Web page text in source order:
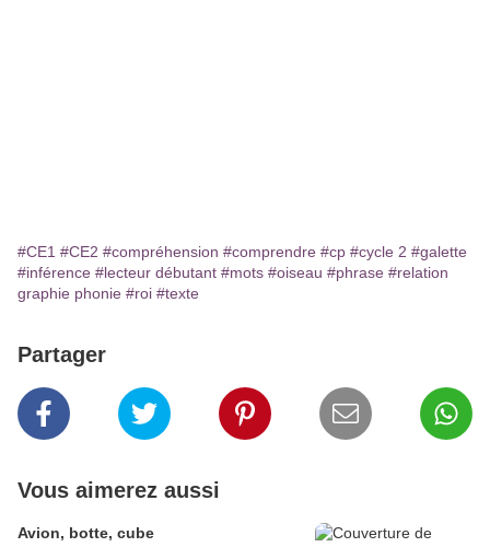
#CE1 #CE2 #compréhension #comprendre #cp #cycle 2 #galette
#inférence #lecteur débutant #mots #oiseau #phrase #relation
graphie phonie #roi #texte
Partager
Vous aimerez aussi
Avion, botte, cube